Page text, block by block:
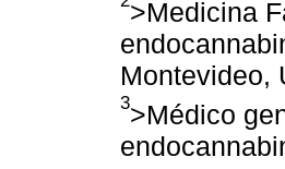
>Medicina
Montevideo,
3>Médico